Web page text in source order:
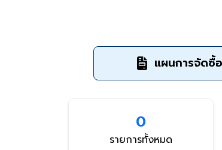
แผนการจัดซื้
0
รายการทั้งหมด